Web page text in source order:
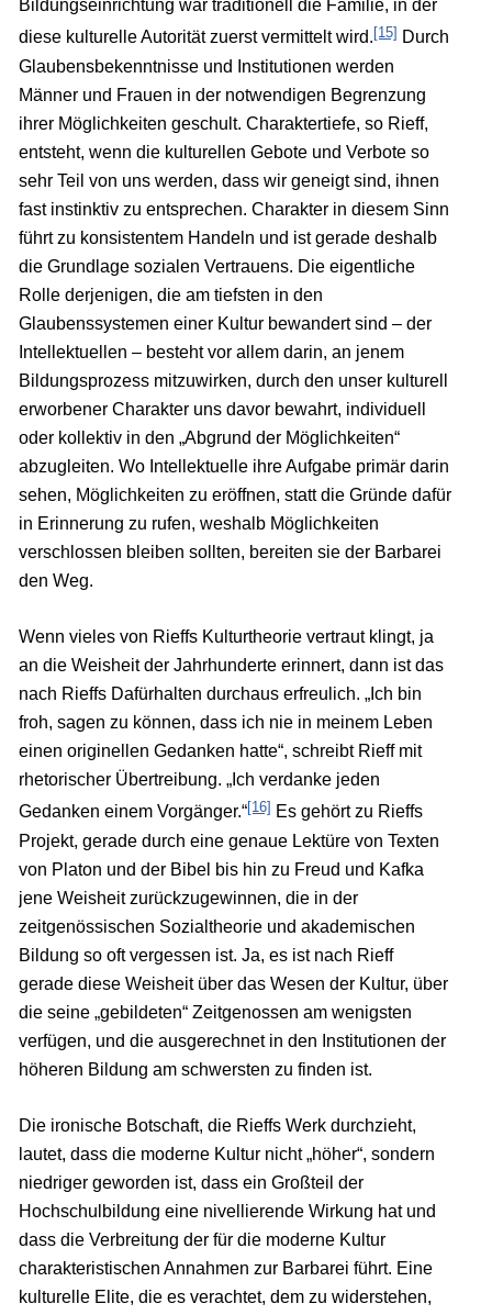
Bildungseinrichtung war traditionell die Familie, in der
diese kulturelle Autorität zuerst vermittelt wird.[15] Durch
Glaubensbekenntnisse und Institutionen werden
Männer und Frauen in der notwendigen Begrenzung
ihrer Möglichkeiten geschult. Charaktertiefe, so Rieff,
entsteht, wenn die kulturellen Gebote und Verbote so
sehr Teil von uns werden, dass wir geneigt sind, ihnen
fast instinktiv zu entsprechen. Charakter in diesem Sinn
führt zu konsistentem Handeln und ist gerade deshalb
die Grundlage sozialen Vertrauens. Die eigentliche
Rolle derjenigen, die am tiefsten in den
Glaubenssystemen einer Kultur bewandert sind – der
Intellektuellen – besteht vor allem darin, an jenem
Bildungsprozess mitzuwirken, durch den unser kulturell
erworbener Charakter uns davor bewahrt, individuell
oder kollektiv in den „Abgrund der Möglichkeiten“
abzugleiten. Wo Intellektuelle ihre Aufgabe primär darin
sehen, Möglichkeiten zu eröffnen, statt die Gründe dafür
in Erinnerung zu rufen, weshalb Möglichkeiten
verschlossen bleiben sollten, bereiten sie der Barbarei
den Weg.
Wenn vieles von Rieffs Kulturtheorie vertraut klingt, ja
an die Weisheit der Jahrhunderte erinnert, dann ist das
nach Rieffs Dafürhalten durchaus erfreulich. „Ich bin
froh, sagen zu können, dass ich nie in meinem Leben
einen originellen Gedanken hatte“, schreibt Rieff mit
rhetorischer Übertreibung. „Ich verdanke jeden
Gedanken einem Vorgänger.“[16] Es gehört zu Rieffs
Projekt, gerade durch eine genaue Lektüre von Texten
von Platon und der Bibel bis hin zu Freud und Kafka
jene Weisheit zurückzugewinnen, die in der
zeitgenössischen Sozialtheorie und akademischen
Bildung so oft vergessen ist. Ja, es ist nach Rieff
gerade diese Weisheit über das Wesen der Kultur, über
die seine „gebildeten“ Zeitgenossen am wenigsten
verfügen, und die ausgerechnet in den Institutionen der
höheren Bildung am schwersten zu finden ist.
Die ironische Botschaft, die Rieffs Werk durchzieht,
lautet, dass die moderne Kultur nicht „höher“, sondern
niedriger geworden ist, dass ein Großteil der
Hochschulbildung eine nivellierende Wirkung hat und
dass die Verbreitung der für die moderne Kultur
charakteristischen Annahmen zur Barbarei führt. Eine
kulturelle Elite, die es verachtet, dem zu widerstehen,